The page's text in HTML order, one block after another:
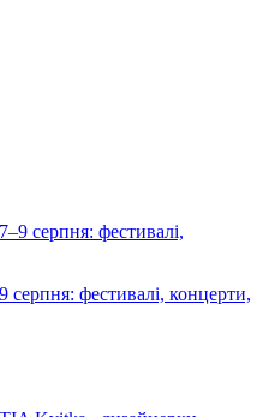
фестивалі, концерти,